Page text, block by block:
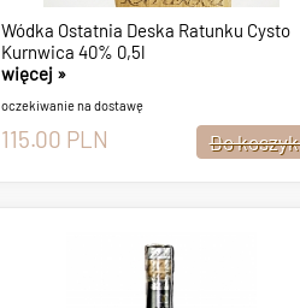
Wódka Ostatnia Deska Ratunku Cysto
Kurnwica 40% 0,5l
więcej »
oczekiwanie na dostawę
115.00 PLN